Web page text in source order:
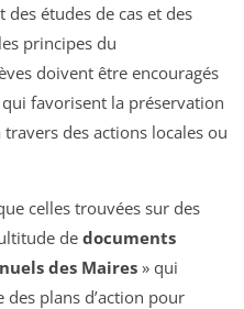
études de cas et des
principes du
doivent être encouragés
qui favorisent la préservation
travers des actions locales ou
celles trouvées sur des
de documents
des Maires» qui
plans d’action pour